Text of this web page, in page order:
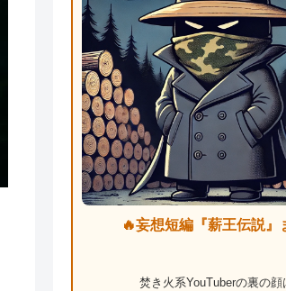
🔥妄想短編『薪王伝説』
焚き火系YouTuberの裏の顔